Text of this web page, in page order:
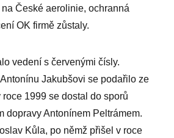
České aerolinie, ochranná
OK firmě zůstaly.
vedení s červenými čísly.
Jakubšovi se podařilo ze
1999 se dostal do sporů
dopravy Antonínem Peltrámem.
Kůla, po němž přišel v roce